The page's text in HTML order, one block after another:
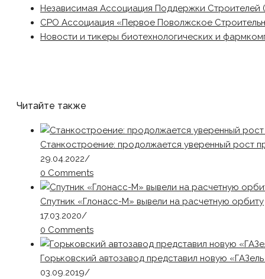
Независимая Ассоциация Поддержки Строителей
СРО Ассоциация «Первое Поволжское
Новости и тикеры биотехнологических и
Читайте также
Станкостроение: продолжается уверенный рост
29.04.2022/
0 Comments
Спутник «Глонасс-М» вывели на расчетную орбиту
17.03.2020/
0 Comments
Горьковский автозавод представил новую
03.09.2019/